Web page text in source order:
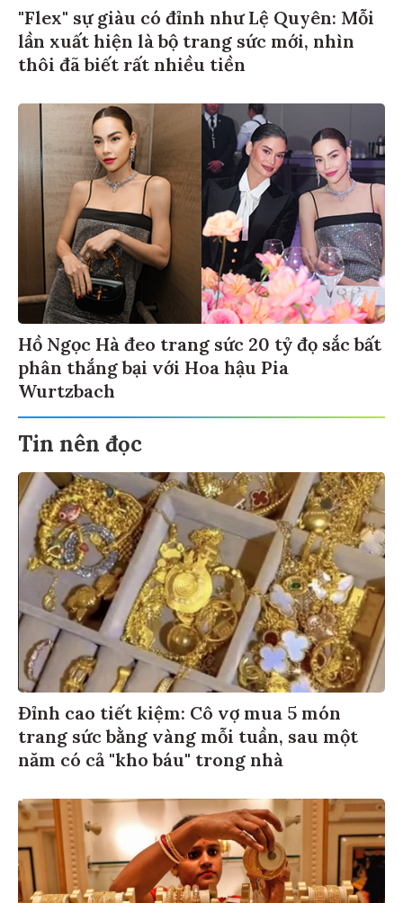
"Flex" sự giàu có đỉnh như Lệ Quyên: Mỗi
lần xuất hiện là bộ trang sức mới, nhìn
thôi đã biết rất nhiều tiền
Hồ Ngọc Hà đeo trang sức 20 tỷ đọ sắc bất
phân thắng bại với Hoa hậu Pia
Wurtzbach
Tin nên đọc
Đỉnh cao tiết kiệm: Cô vợ mua 5 món
trang sức bằng vàng mỗi tuần, sau một
năm có cả "kho báu" trong nhà